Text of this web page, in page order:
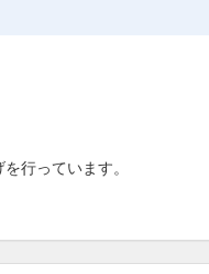
行っています。